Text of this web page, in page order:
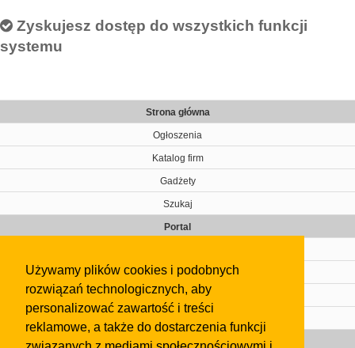
Używamy plików cookies i podobnych
rozwiązań technologicznych, aby
personalizować zawartość i treści
reklamowe, a także do dostarczenia funkcji
Zyskujesz dostęp do wszystkich funkcji
systemu
Strona główna
Ogłoszenia
Katalog firm
Gadżety
Szukaj
Portal
Kontakt
Regulamin
Gazeta